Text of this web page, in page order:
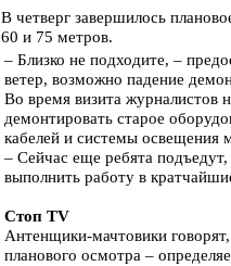
В четверг завершилось
60 и 75 метров.
– Близко не подходите, –
ветер, возможно падение
Во время визита журналистов
демонтировать старое
кабелей и системы освещения
– Сейчас еще ребята
выполнить работу в
Стоп TV
Антенщики-мачтовики
планового осмотра –